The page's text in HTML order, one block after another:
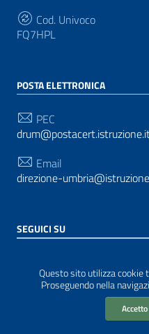
Questo sito utilizza cookie
Proseguendo nella
Accetto
Cod. Univoco
FQ7HPL
POSTA ELETTRONICA
PEC
Email
direzione-
SEGUICI SU
WordPress
|Tema
Prototipo per siti PA di AgID